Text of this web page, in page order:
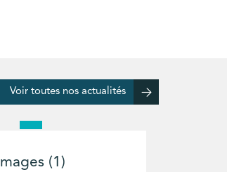
Voir toutes nos actualités
Images (1)